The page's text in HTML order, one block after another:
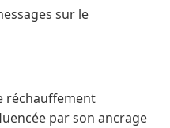
sur le
réchauffement
par son ancrage